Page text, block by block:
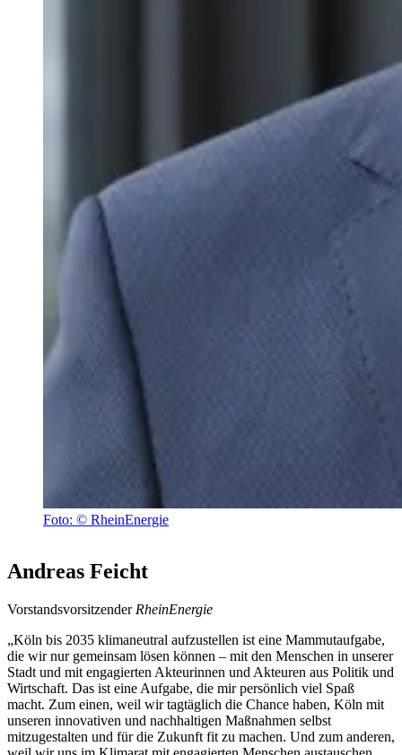
Foto: © RheinEnergie
Andreas Feicht
Vorstandsvorsitzender RheinEnergie
„Köln bis 2035 klimaneutral aufzustellen ist eine Mammutaufgabe,
die wir nur gemeinsam lösen können – mit den Menschen in unserer
Stadt und mit engagierten Akteurinnen und Akteuren aus Politik und
Wirtschaft. Das ist eine Aufgabe, die mir persönlich viel Spaß
macht. Zum einen, weil wir tagtäglich die Chance haben, Köln mit
unseren innovativen und nachhaltigen Maßnahmen selbst
mitzugestalten und für die Zukunft fit zu machen. Und zum anderen,